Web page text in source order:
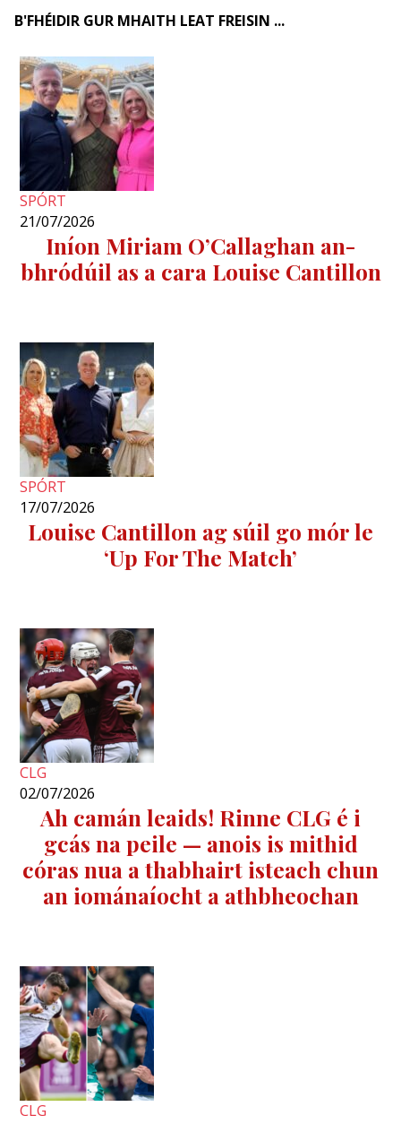
B'FHÉIDIR GUR MHAITH LEAT FREISIN ...
SPÓRT
21/07/2026
Iníon Miriam O’Callaghan an-
bhródúil as a cara Louise Cantillon
SPÓRT
17/07/2026
Louise Cantillon ag súil go mór le
‘Up For The Match’
CLG
02/07/2026
Ah camán leaids! Rinne CLG é i
gcás na peile — anois is mithid
córas nua a thabhairt isteach chun
an iománaíocht a athbheochan
CLG